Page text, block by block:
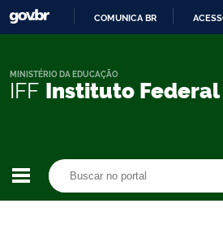
COMUNICA BR
IFF Instituto
MINISTÉRIO DA EDUCAÇÃO